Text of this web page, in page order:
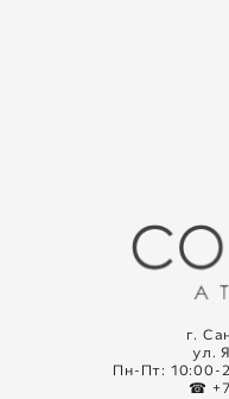
г.
ул.
Пн-Пт: 10:00-
☎ +7